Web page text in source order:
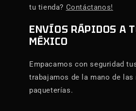
tu tienda? Contáctanos!
ENVÍOS RÁPIDOS A
MÉXICO
Empacamos con seguridad
trabajamos de la mano de las
paqueterías.